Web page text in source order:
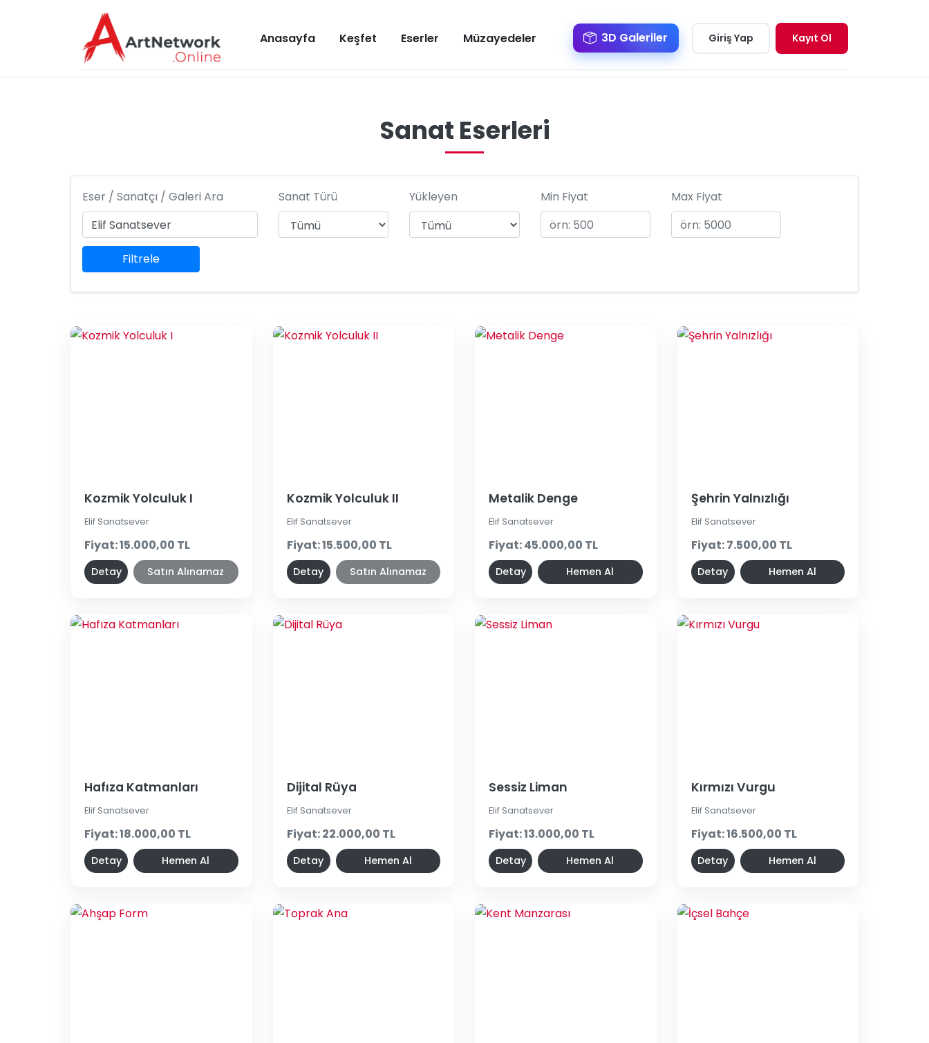
Anasayfa Keşfet Eserler Müzayedeler 3D Galeriler Giriş Yap Kayıt Ol
Sanat Eserleri
Eser / Sanatçı / Galeri Ara Sanat Türü Yükleyen Min Fiyat Max Fiyat
Filtrele
Kozmik Yolculuk I
Elif Sanatsever
Fiyat: 15.000,00 TL
Detay Satın Alınamaz
Kozmik Yolculuk II
Elif Sanatsever
Fiyat: 15.500,00 TL
Detay Satın Alınamaz
Metalik Denge
Elif Sanatsever
Fiyat: 45.000,00 TL
Detay Hemen Al
Şehrin Yalnızlığı
Elif Sanatsever
Fiyat: 7.500,00 TL
Detay Hemen Al
Hafıza Katmanları
Elif Sanatsever
Fiyat: 18.000,00 TL
Detay Hemen Al
Dijital Rüya
Elif Sanatsever
Fiyat: 22.000,00 TL
Detay Hemen Al
Sessiz Liman
Elif Sanatsever
Fiyat: 13.000,00 TL
Detay Hemen Al
Kırmızı Vurgu
Elif Sanatsever
Fiyat: 16.500,00 TL
Detay Hemen Al